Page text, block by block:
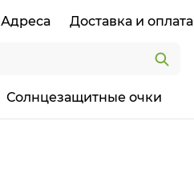
Адреса Доставка и оплата
Солнцезащитные очки